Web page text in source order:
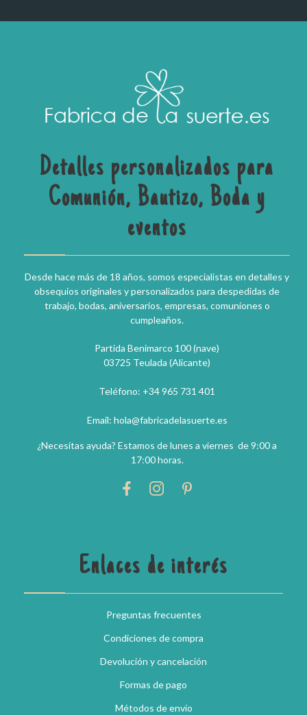
Detalles personalizados para
Comunión, Bautizo, Boda y
eventos
Desde hace más de 18 años, somos especialistas en detalles y
obsequios originales y personalizados para despedidas de
trabajo, bodas, aniversarios, empresas, comuniones o
cumpleaños.
Partida Benimarco 100 (nave)
03725 Teulada (Alicante)
Teléfono: +34 965 731 401
Email: hola@fabricadelasuerte.es
¿Necesitas ayuda? Estamos de lunes a viernes de 9:00 a
17:00 horas.
Enlaces de interés
Preguntas frecuentes
Condiciones de compra
Devolución y cancelación
Formas de pago
Métodos de envío